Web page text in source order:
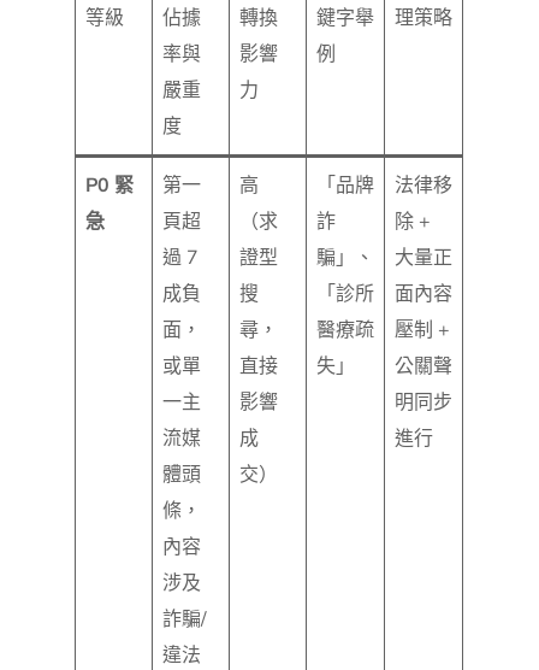
等級
佔據
率與
嚴重
度
轉換
影響
力
鍵字舉
例
理策略
P0 緊
急
第一
頁超
過 7
成負
面，
或單
一主
流媒
體頭
條，
內容
涉及
詐騙/
違法
高
（求
證型
搜
尋，
直接
影響
成
交）
「品牌
詐
騙」、
「診所
醫療疏
失」
法律移
除 +
大量正
面內容
壓制 +
公關聲
明同步
進行